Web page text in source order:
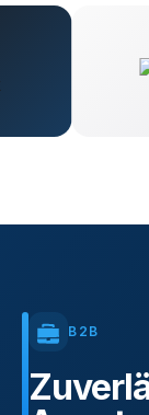
B2B